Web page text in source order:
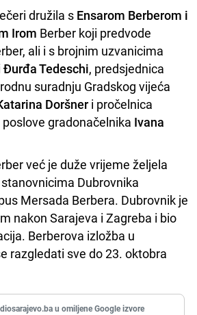
družila s Ensarom Berberom i
Irom Berber koji predvode
ali i s brojnim uzvanicima
Đurđa Tedeschi, predsjednica
suradnju Gradskog vijeća
Doršner i pročelnica
gradonačelnika Ivana
već je duže vrijeme željela
Dubrovnika
Mersada Berbera. Dubrovnik je
nakon Sarajeva i Zagreba i bio
Berberova izložba u
razgledati sve do 23. oktobra
u omiljene Google izvore